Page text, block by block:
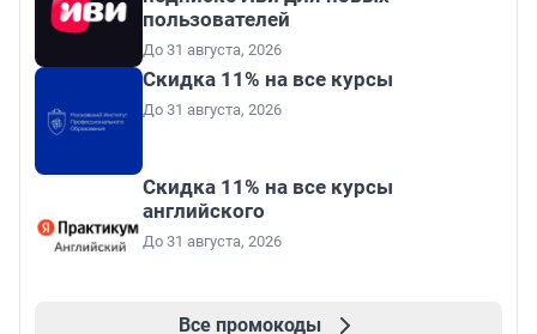
пользователей
До 31 августа, 2026
Скидка 11% на все курсы
До 31 августа, 2026
Скидка 11% на все курсы
английского
До 31 августа, 2026
Все промокоды